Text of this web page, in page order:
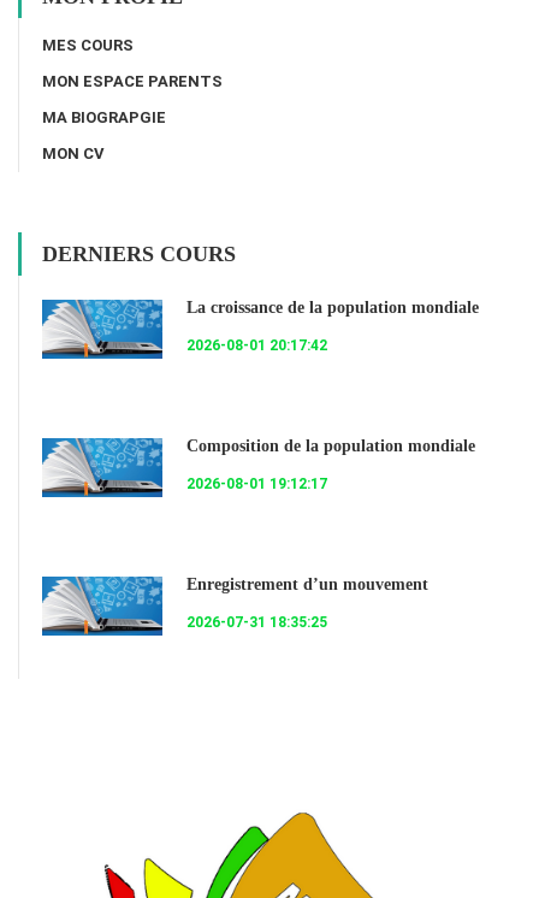
MES COURS
MON ESPACE PARENTS
MA BIOGRAPGIE
MON CV
DERNIERS COURS
La croissance de la population mondiale
2026-08-01 20:17:42
Composition de la population mondiale
2026-08-01 19:12:17
Enregistrement d’un mouvement
2026-07-31 18:35:25